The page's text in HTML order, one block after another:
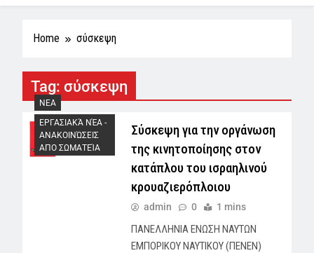
Home σύσκεψη
Tag: σύσκεψη
NEA
ΕΡΓΑΣΙΑΚΆ ΝΈΑ -
AΝΑΚΟΙΝΏΣΕΙΣ
ΑΠΟ ΣΩΜΑΤΕΊΑ
Σύσκεψη για την οργάνωση
της κινητοποίησης στον
κατάπλου του ισραηλινού
κρουαζιερόπλοιου
admin 0 1 mins
ΠΑΝΕΛΛΗΝΙΑ ΕΝΩΣΗ ΝΑΥΤΩΝ
ΕΜΠΟΡΙΚΟΥ ΝΑΥΤΙΚΟΥ (ΠΕΝΕΝ)